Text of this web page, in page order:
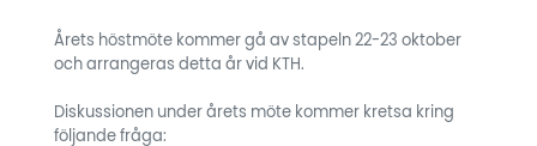
Årets höstmöte kommer gå av stapeln 22-23 oktober
och arrangeras detta år vid KTH.
Diskussionen under årets möte kommer kretsa kring
följande fråga: